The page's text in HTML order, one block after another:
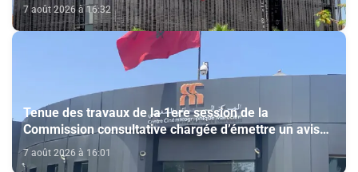
7 août 2026 à 16:32
Tenue des travaux de la 1ere session de la
Commission consultative chargée d’émettre un avis
sur la délivrance de la carte du professionnel du
cinéma (CCM)
7 août 2026 à 16:01